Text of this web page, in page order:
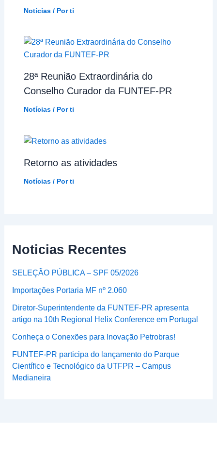
Notícias/ Porti
28ª Reunião Extraordinária do
Conselho Curador da FUNTEF-PR
Notícias/ Porti
Retorno as atividades
Notícias/ Porti
Noticias Recentes
SELEÇÃO PÚBLICA – SPF 05/2026
Importações Portaria MF nº 2.060
Diretor-Superintendente da FUNTEF-PR apresenta
artigo na 10th Regional Helix Conference em Portugal
Conheça o Conexões para Inovação Petrobras!
FUNTEF-PR participa do lançamento do Parque
Científico e Tecnológico da UTFPR – Campus
Medianeira